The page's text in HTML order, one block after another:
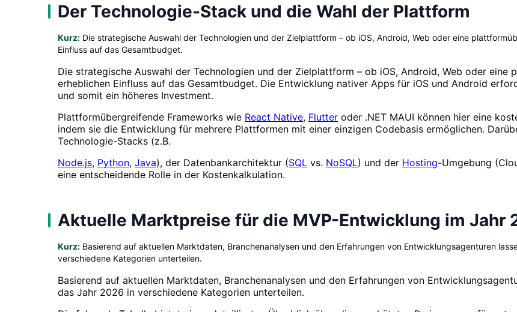
Der Technologie-Stack und die Wahl der Plattform
Kurz: Die strategische Auswahl der Technologien und der Zielplattform – ob iOS, Android, Web oder eine
Einfluss auf das Gesamtbudget.
Die strategische Auswahl der Technologien und der Zielplattform – ob iOS, Android, Web oder
erheblichen Einfluss auf das Gesamtbudget. Die Entwicklung nativer Apps für iOS und Android
und somit ein höheres Investment.
Plattformübergreifende Frameworks wie React Native, Flutter oder .NET MAUI können hier eine
indem sie die Entwicklung für mehrere Plattformen mit einer einzigen Codebasis ermöglichen.
Technologie-Stacks (z.B.
Node.js, Python, Java), der Datenbankarchitektur (SQL vs. NoSQL) und der Hosting-Umgebung
eine entscheidende Rolle in der Kostenkalkulation.
Aktuelle Marktpreise für die MVP-Entwicklung im Jahr
Kurz: Basierend auf aktuellen Marktdaten, Branchenanalysen und den Erfahrungen von Entwicklungsagenturen
verschiedene Kategorien unterteilen.
Basierend auf aktuellen Marktdaten, Branchenanalysen und den Erfahrungen von
das Jahr 2026 in verschiedene Kategorien unterteilen.